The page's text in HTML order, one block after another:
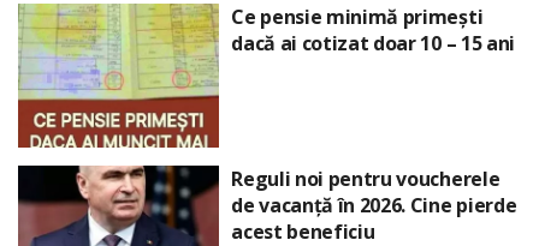
Ce pensie minimă primești
dacă ai cotizat doar 10 – 15 ani
Reguli noi pentru voucherele
de vacanță în 2026. Cine pierde
acest beneficiu